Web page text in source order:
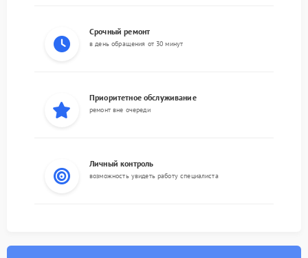
Срочный ремонт
в день обращения от 30 минут
Приоритетное обслуживание
ремонт вне очереди
Личный контроль
возможность увидеть работу специалиста